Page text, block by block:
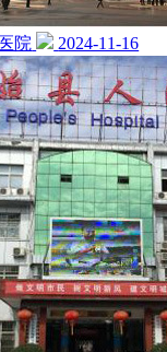
院 2024-11-16